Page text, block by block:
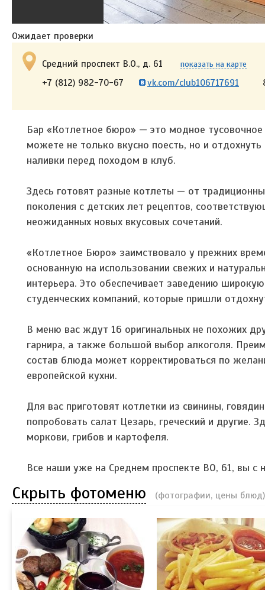
Ожидает проверки
Средний проспект В.О., д. 61 показать на карте
+7 (812) 982-70-67 vk.com/club106717691
Бар «Котлетное бюро» — это модное
можете не только вкусно поесть, но и
наливки перед походом в клуб.
Здесь готовят разные котлеты — от
поколения с детских лет рецептов,
неожиданных новых вкусовых сочетаний.
«Котлетное Бюро» заимствовало у прежних
основанную на использовании свежих и
интерьера. Это обеспечивает заведению
студенческих компаний, которые пришли
В меню вас ждут 16 оригинальных не похожих
гарнира, а также большой выбор алкоголя.
состав блюда может корректироваться по
европейской кухни.
Для вас приготовят котлетки из свинины,
попробовать салат Цезарь, греческий и
моркови, грибов и картофеля.
Все наши уже на Среднем проспекте ВО, 61, вы с
Скрыть фотоменю (фотографии, цены блюд)